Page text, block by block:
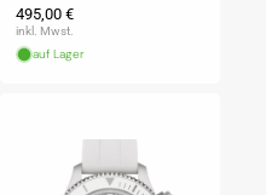
Normaler
Preis
495,00 €
inkl. Mwst.
auf Lager